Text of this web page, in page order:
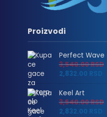
Proizvodi
Perfect Wave
3,540.00RSD
2,832.00 RSD
Keel Art
3,540.00RSD
2,832.00 RSD